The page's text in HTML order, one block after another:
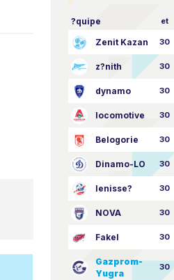
?quipe et
Zenit Kazan 30
z?nith 30
dynamo 30
locomotive 30
Belogorie 30
Dinamo-LO 30
Ienisse? 30
NOVA 30
Fakel 30
Gazprom-
Yugra
30